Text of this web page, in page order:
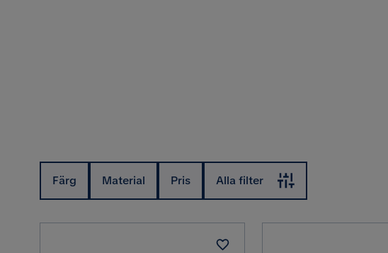
Färg Material Pris Alla filter